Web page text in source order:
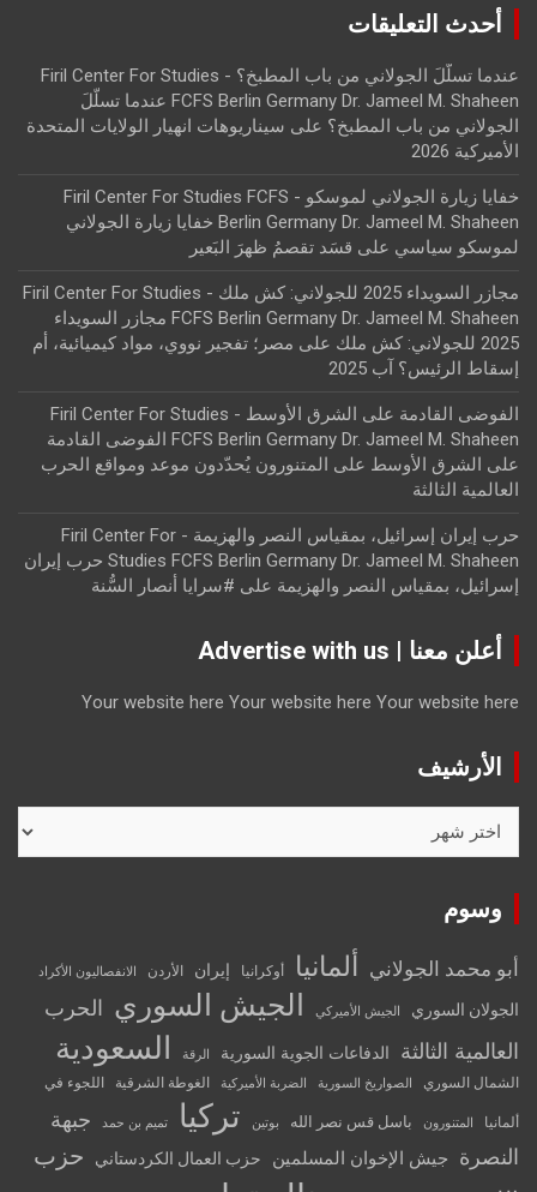
أحدث التعليقات
عندما تسلّلَ الجولاني من باب المطبخ؟ - Firil Center For Studies
FCFS Berlin Germany Dr. Jameel M. Shaheen عندما تسلّلَ
الجولاني من باب المطبخ؟ على سيناريوهات انهيار الولايات المتحدة
الأميركية 2026
خفايا زيارة الجولاني لموسكو - Firil Center For Studies FCFS
Berlin Germany Dr. Jameel M. Shaheen خفايا زيارة الجولاني
لموسكو سياسي على قسَد تقصمُ ظهرَ البَعير
مجازر السويداء 2025 للجولاني: كش ملك - Firil Center For Studies
FCFS Berlin Germany Dr. Jameel M. Shaheen مجازر السويداء
2025 للجولاني: كش ملك
على مصر؛ تفجير نووي، مواد كيميائية، أم
إسقاط الرئيس؟ آب 2025
الفوضى القادمة على الشرق الأوسط - Firil Center For Studies
FCFS Berlin Germany Dr. Jameel M. Shaheen الفوضى القادمة
على الشرق الأوسط على
المتنورون يُحدّدون موعد ومواقع الحرب
العالمية الثالثة
حرب إيران إسرائيل، بمقياس النصر والهزيمة - Firil Center For
Studies FCFS Berlin Germany Dr. Jameel M. Shaheen حرب إيران
إسرائيل، بمقياس النصر والهزيمة على #سرايا أنصار السُّنة
أعلن معنا | Advertise with us
Your website here Your website here Your website here
الأرشيف
وسوم
أبو محمد الجولاني ألمانيا أوكرانيا إيران الأردن الانفصاليون الأكراد
الجولان السوري الجيش الأميركي الجيش السوري الحرب
العالمية الثالثة
الدفاعات الجوية السورية الرقة السعودية
الشمال السوري الصواريخ السورية الضربة الأميركية الغوطة الشرقية اللجوء في
ألمانيا المتنورون باسل قس نصر الله بوتين تركيا تميم بن حمد
جبهة
النصرة
جيش الإخوان المسلمين حزب العمال الكردستاني
حزب